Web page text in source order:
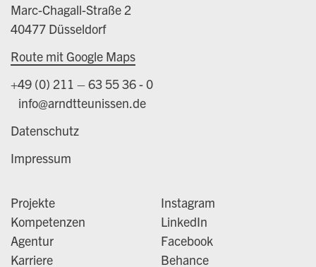
Marc-Chagall-Straße 2
40477 Düsseldorf
Route mit Google Maps
+49 (0) 211 – 63 55 36 - 0
info@arndtteunissen.de
Datenschutz
Impressum
Projekte
Kompetenzen
Agentur
Karriere
Instagram
LinkedIn
Facebook
Behance